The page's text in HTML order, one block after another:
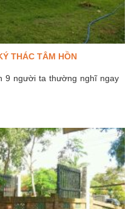
THÁC TÂM HỒN
9 người ta thường nghĩ ngay